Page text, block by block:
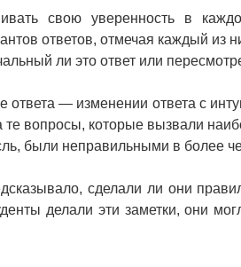
свою уверенность в
ответов, отмечая каждый
ли это ответ или
ответа — изменении ответа с
те вопросы, которые вызвали
были неправильными в более
сделали ли они
делали эти заметки, они